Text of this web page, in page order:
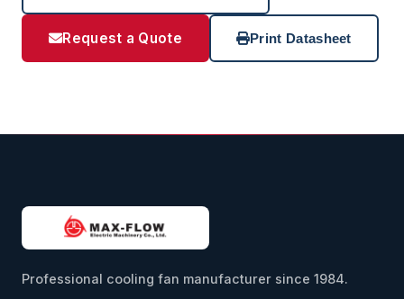
Request a Quote Print Datasheet
Professional cooling fan manufacturer since 1984.